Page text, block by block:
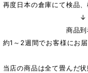
再度日本の倉庫にて検品
↓
商品到
約1～2週間でお客様にお届
当店の商品は全て畳んだ